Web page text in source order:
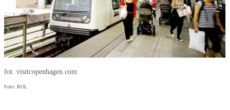
fot. visitcopenhagen.com
Foto: ROL